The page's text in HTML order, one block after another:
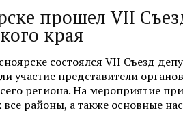
прошел VII
края
состоялся VII Съезд
участие представители
региона. На мероприятие
районы, а также основные